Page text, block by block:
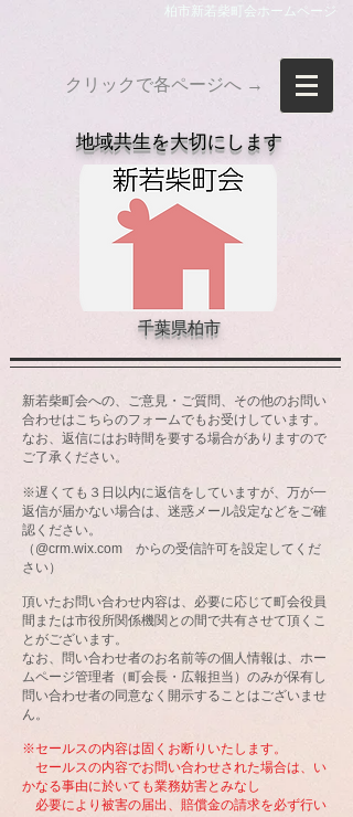
柏市新若柴町会ホームページ
クリックで各ページへ →
​地域共生を大切にします
千葉県柏市
新若柴町会への、ご意見・ご質問、その他のお問い
合わせはこちらのフォームでもお受けしています。
​なお、返信にはお時間を要する場合がありますので
ご了承ください。
※遅くても３日以内に返信をしていますが、万が一
返信が届かない場合は、迷惑メール設定などをご確
認ください。
​（@crm.wix.com からの受信許可を設定してくだ
さい）
頂いたお問い合わせ内容は、必要に応じて町会役員
間または市役所関係機関との間で共有させて頂くこ
とがございます。
なお、問い合わせ者のお名前等の個人情報は、 ホー
ムページ管理者（町会長・広報担当）のみが保有し
問い合わせ者の同意なく開示することはございませ
ん。
※セールスの内容は固くお断りいたします。
セールスの内容でお問い合わせされた場合は、い
かなる事由に於いても業務妨害とみなし
必要により被害の届出、賠償金の請求を必ず行い